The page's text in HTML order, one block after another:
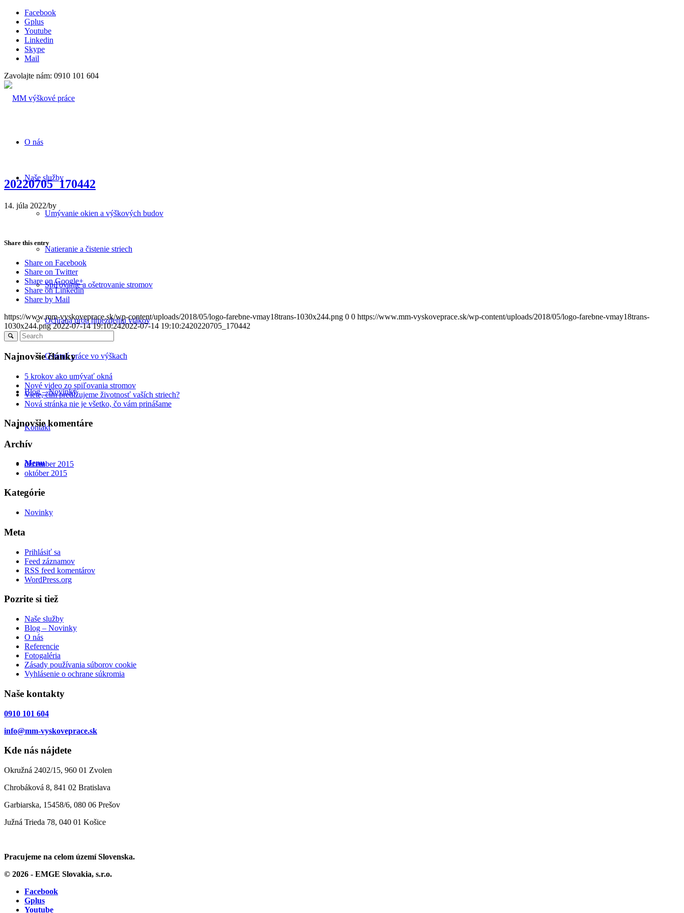
Facebook
Gplus
Youtube
Linkedin
Skype
Mail
Zavolajte nám: 0910 101 604
O nás
Naše služby
Umývanie okien a výškových budov
Natieranie a čistenie striech
Spiľovanie a ošetrovanie stromov
Ochrana proti hniezdeniu vtákov
Ostatné práce vo výškach
Blog – Novinky
Kontakt
Menu
20220705_170442
14. júla 2022/by
Share this entry
Share on Facebook
Share on Twitter
Share on Google+
Share on Linkedin
Share by Mail
https://www.mm-vyskoveprace.sk/wp-content/uploads/2018/05/logo-farebne-vmay18trans-1030x244.png 0 0 https://www.mm-vyskoveprace.sk/wp-content/uploads/2018/05/logo-farebne-vmay18trans-
1030x244.png 2022-07-14 19:10:242022-07-14 19:10:2420220705_170442
Najnovšie články
5 krokov ako umývať okná
Nové video zo spiľovania stromov
Viete, čím predĺžujeme životnosť vaších striech?
Nová stránka nie je všetko, čo vám prinášame
Najnovšie komentáre
Archív
december 2015
október 2015
Kategórie
Novinky
Meta
Prihlásiť sa
Feed záznamov
RSS feed komentárov
WordPress.org
Pozrite si tiež
Naše služby
Blog – Novinky
O nás
Referencie
Fotogaléria
Zásady používania súborov cookie
Vyhlásenie o ochrane súkromia
Naše kontakty
0910 101 604
info@mm-vyskoveprace.sk
Kde nás nájdete
Okružná 2402/15, 960 01 Zvolen
Chrobáková 8, 841 02 Bratislava
Garbiarska, 15458/6, 080 06 Prešov
Južná Trieda 78, 040 01 Košice
Pracujeme na celom území Slovenska.
© 2026 - EMGE Slovakia, s.r.o.
Facebook
Gplus
Youtube